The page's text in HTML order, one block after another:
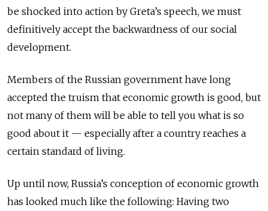
be shocked into action by Greta’s speech, we must
definitively accept the backwardness of our social
development.
Members of the Russian government have long
accepted the truism that economic growth is good, but
not many of them will be able to tell you what is so
good about it — especially after a country reaches a
certain standard of living.
Up until now, Russia’s conception of economic growth
has looked much like the following: Having two